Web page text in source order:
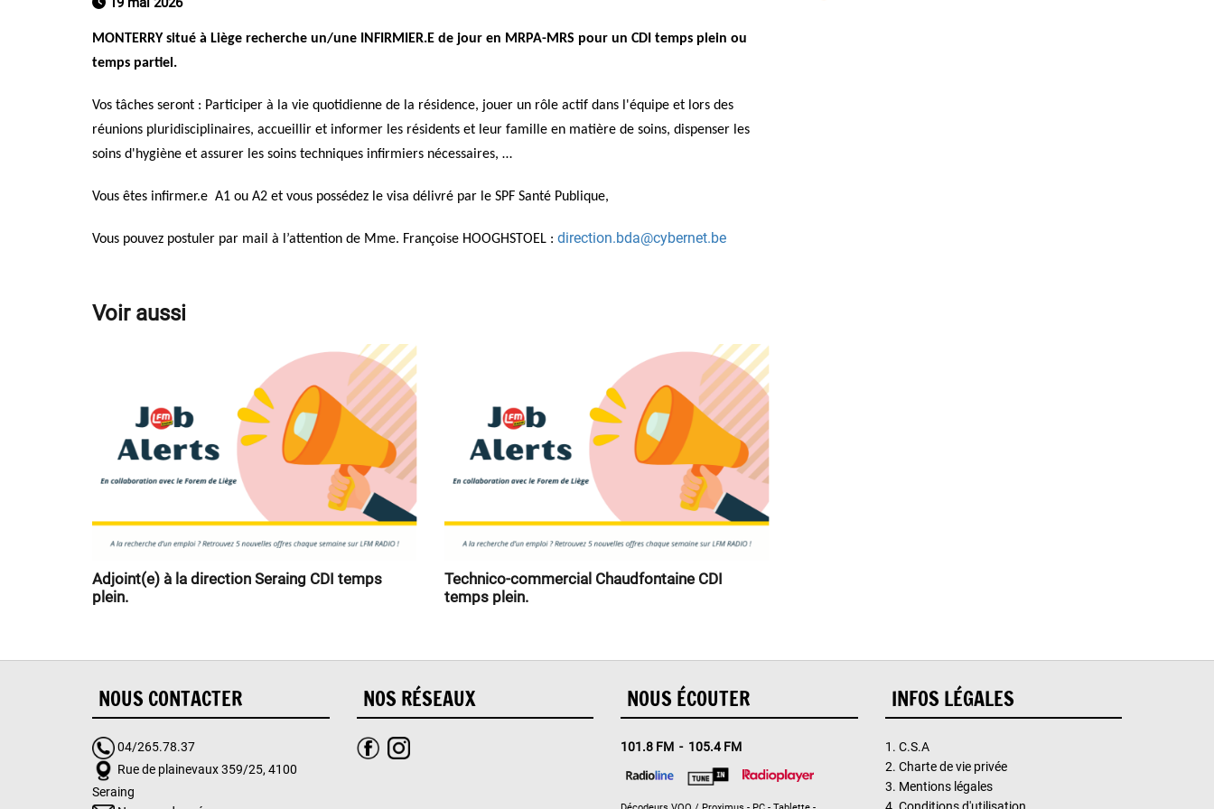
MONTERRYsitué à Liège recherche un/une INFIRMIER.E de jour en MRPA-MRS pour un CDI temps plein ou
temps partiel.
Vos tâches seront : Participer à la vie quotidienne de la résidence, jouer un rôle actif dans l'équipe et lors des
réunions pluridisciplinaires, accueillir et informer les résidents et leur famille en matière de soins, dispenser les
soins d'hygiène et assurer les soins techniques infirmiers nécessaires, …
Vous êtes infirmer.e A1 ou A2 et vous possédez le visa délivré par le SPF Santé Publique,
Vous pouvez postuler par mail à l’attention de Mme. Françoise HOOGHSTOEL : direction.bda@cybernet.be
Voir aussi
Adjoint(e) à la direction Seraing CDI temps
plein.
Technico-commercial Chaudfontaine CDI
temps plein.
NOUS CONTACTER
04/265.78.37
Rue de plainevaux 359/25, 4100
Seraing
NOS RÉSEAUX NOUS ÉCOUTER
101.8 FM - 105.4 FM
INFOS LÉGALES
1. C.S.A
2. Charte de vie privée
3. Mentions légales